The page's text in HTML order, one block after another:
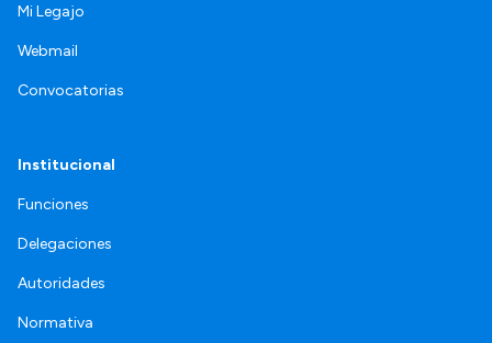
Mi Legajo
Webmail
Convocatorias
Institucional
Funciones
Delegaciones
Autoridades
Normativa